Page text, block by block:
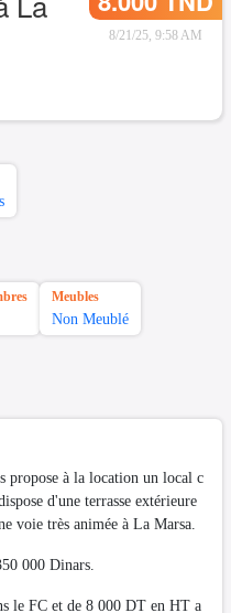
8/21/25, 9:58 AM
Meubles
Non Meublé
propose à la location un local c
d'une terrasse extérieure
voie très animée à La Marsa.
000 Dinars.
le FC et de 8 000 DT en HT a